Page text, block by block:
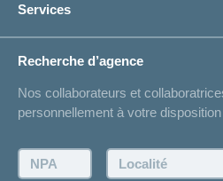
Je cherche une assurance pour...
Situations de vie
Réaliser des économies sur
Boussole santé
Services
Listes des hôpitaux
Bulletin d'accident
Contact
Demande d'offre
Demander à l'agence de vous
Recherche d’agence
Nos collaborateurs et
personnellement à votre
NPA: Localité: